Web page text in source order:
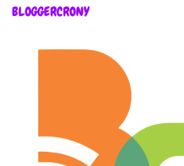
BLOGGERCRONY